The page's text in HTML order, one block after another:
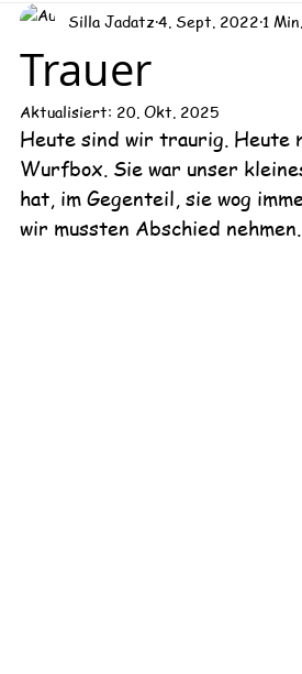
Trauer
Silla Jadatz 4. Sept. 2022 1
Aktualisiert: 20. Okt. 2025
Heute sind wir traurig. Heute
Wurfbox. Sie war unser
hat, im Gegenteil, sie wog
wir mussten Abschied nehmen.